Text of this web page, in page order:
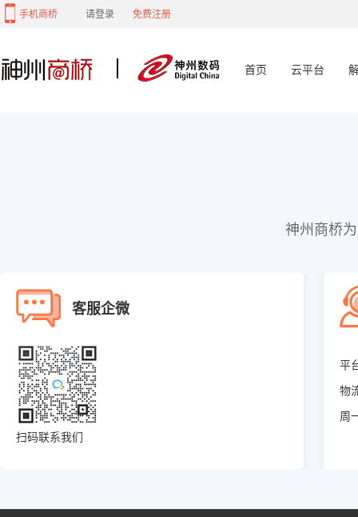
手机商桥 请登录 免费注册
首页 云平台
神州商桥
客服企微
扫码联系我们
平
物
周